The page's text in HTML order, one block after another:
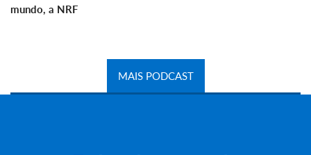
mundo, a NRF
MAIS PODCAST